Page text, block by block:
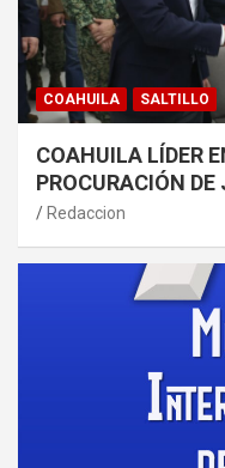
COAHUILA SALTILLO
COAHUILA LÍDER
PROCURACIÓN
Redaccion